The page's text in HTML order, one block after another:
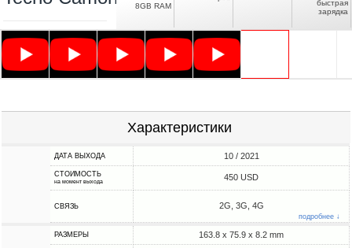
8GB RAM
быстрая
зарядка
Характеристики
ДАТА ВЫХОДА 10 / 2021
СТОИМОСТЬ
на момент выхода 450 USD
СВЯЗЬ 2G, 3G, 4G
подробнее ↓
РАЗМЕРЫ 163.8 x 75.9 x 8.2 mm